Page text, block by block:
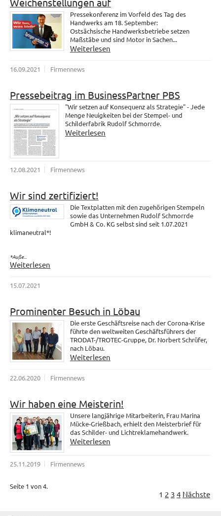
Pressekonferenz im Vorfeld des Tag des
Handwerks am 18. September:
Ostsächsische Handwerksbetriebe setzen
Maßstäbe und sind Motor in Sachen...
Weiterlesen
16.09.2021 Firmennews
Pressebeitrag im BusinessPartner PBS
"Wir setzen auf Konsequenz als Strategie" - Jede
Menge Neuigkeiten bei der Stempel- und
Schilderfabrik Rudolf Schmorrde.
Weiterlesen
12.08.2021 Firmennews
Wir sind zertifiziert!
Die Textplatten mit den zugehörigen Stempeln
sowie das Unternehmen Rudolf Schmorrde
GmbH & Co. KG selbst sind seit 1.07.2021
klimaneutral*!
*Auße...
Weiterlesen
15.07.2021
Prominenter Besuch in Löbau
Die erste Geschäftsreise nach der Corona-Krise
führte den weltweiten Geschäftsführers der
TRODAT-/TROTEC-Gruppe, Dr. Norbert Schrüfer,
nach Löbau.
Weiterlesen
22.06.2020 Firmennews
Wir haben eine Meisterin!
Unsere langjährige Mitarbeiterin, Frau Marina
Mücke-Grießbach, erhielt den Meisterbrief für
das Schilder- und Lichtreklamehandwerk.
Weiterlesen
25.11.2019 Firmennews
Seite 1 von 4.
1 2 3 4 Nächste